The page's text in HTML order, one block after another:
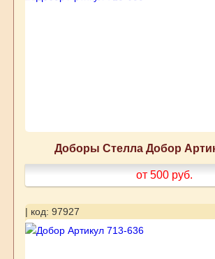
Доборы Стелла Добор
от 500 руб.
| код: 97927